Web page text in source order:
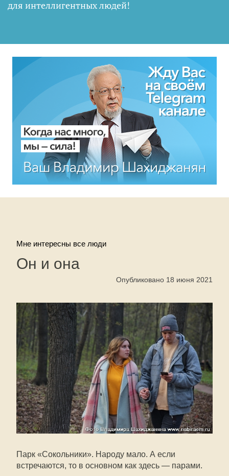
для интеллигентных людей!
Мне интересны все люди
Он и она
Опубликовано 18 июня 2021
Парк «Сокольники». Народу мало. А если
встречаются, то в основном как здесь — парами.